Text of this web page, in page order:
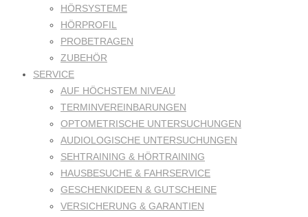
HÖRSYSTEME
HÖRPROFIL
PROBETRAGEN
ZUBEHÖR
SERVICE
AUF HÖCHSTEM NIVEAU
TERMINVEREINBARUNGEN
OPTOMETRISCHE UNTERSUCHUNGEN
AUDIOLOGISCHE UNTERSUCHUNGEN
SEHTRAINING & HÖRTRAINING
HAUSBESUCHE & FAHRSERVICE
GESCHENKIDEEN & GUTSCHEINE
VERSICHERUNG & GARANTIEN